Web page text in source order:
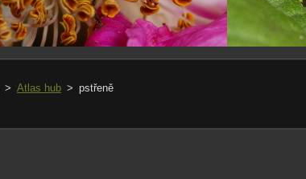
> Atlas hub > pstřeně